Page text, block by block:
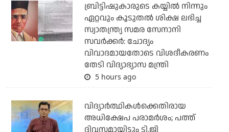
ബ്രിട്ടിഷുകാരുടെ കയ്യില്‍ നിന്നും
ഏറ്റവും കൂടുതല്‍ ശിക്ഷ ലഭിച്ച
സ്വാതന്ത്ര്യ സമര സേനാനി
സവര്‍ക്കര്‍: ചോദ്യം
വിവാദമായതോടെ വിശദീകരണം
തേടി വിദ്യാഭ്യാസ മന്ത്രി
5 hours ago
വിദ്യാര്‍ത്ഥികള്‍ക്കെതിരായ
അധിക്ഷേപ പരാമര്‍ശം; പത്ത്